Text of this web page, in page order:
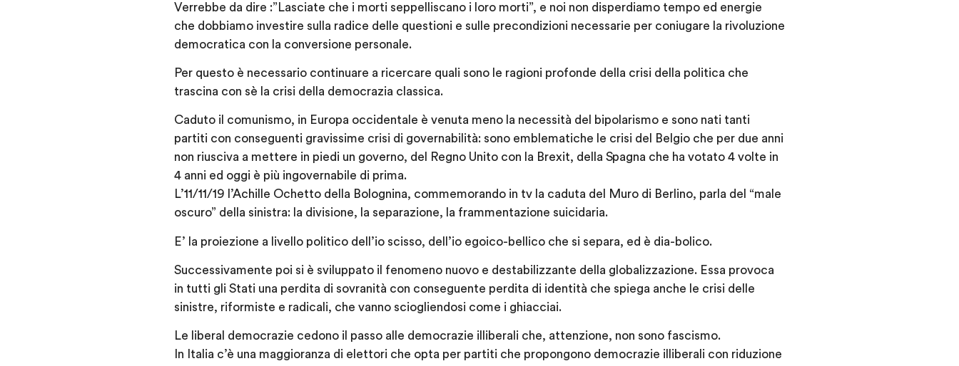
Verrebbe da dire :”Lasciate che i morti seppelliscano i loro morti”, e noi non disperdiamo tempo ed energie
che dobbiamo investire sulla radice delle questioni e sulle precondizioni necessarie per coniugare la rivoluzione
democratica con la conversione personale.
Per questo è necessario continuare a ricercare quali sono le ragioni profonde della crisi della politica che
trascina con sè la crisi della democrazia classica.
Caduto il comunismo, in Europa occidentale è venuta meno la necessità del bipolarismo e sono nati tanti
partiti con conseguenti gravissime crisi di governabilità: sono emblematiche le crisi del Belgio che per due anni
non riusciva a mettere in piedi un governo, del Regno Unito con la Brexit, della Spagna che ha votato 4 volte in
4 anni ed oggi è più ingovernabile di prima.
L’11/11/19 l’Achille Ochetto della Bolognina, commemorando in tv la caduta del Muro di Berlino, parla del “male
oscuro” della sinistra: la divisione, la separazione, la frammentazione suicidaria.
E’ la proiezione a livello politico dell’io scisso, dell’io egoico-bellico che si separa, ed è dia-bolico.
Successivamente poi si è sviluppato il fenomeno nuovo e destabilizzante della globalizzazione. Essa provoca
in tutti gli Stati una perdita di sovranità con conseguente perdita di identità che spiega anche le crisi delle
sinistre, riformiste e radicali, che vanno sciogliendosi come i ghiacciai.
Le liberal democrazie cedono il passo alle democrazie illiberali che, attenzione, non sono fascismo.
In Italia c’è una maggioranza di elettori che opta per partiti che propongono democrazie illiberali con riduzione